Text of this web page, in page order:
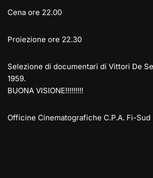
Cena ore 22.00
Proiezione ore 22.30
Selezione di documentari di Vittori De
1959.
BUONA VISIONE!!!!!!!!!
Officine Cinematografiche C.P.A. Fi-Sud